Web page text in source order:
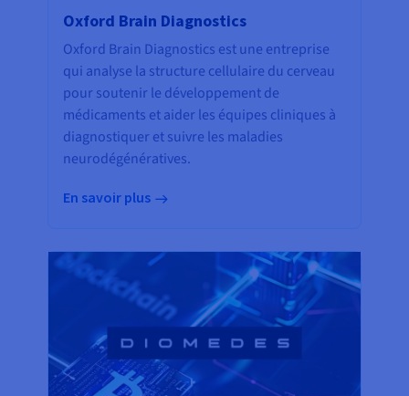
Oxford Brain Diagnostics
Oxford Brain Diagnostics est une entreprise
qui analyse la structure cellulaire du cerveau
pour soutenir le développement de
médicaments et aider les équipes cliniques à
diagnostiquer et suivre les maladies
neurodégénératives.
En savoir plus